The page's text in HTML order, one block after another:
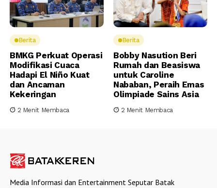
Berita
BMKG Perkuat Operasi
Modifikasi Cuaca
Hadapi El Niño Kuat
dan Ancaman
Kekeringan
2 Menit Membaca
Berita
Bobby Nasution Beri
Rumah dan Beasiswa
untuk Caroline
Nababan, Peraih Emas
Olimpiade Sains Asia
2 Menit Membaca
Media Informasi dan Entertainment Seputar Batak